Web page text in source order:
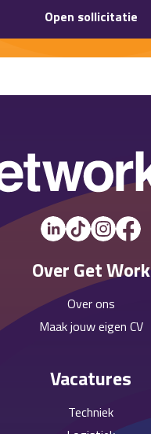
Open sollicitatie
Over Get Work
Over ons
Maak jouw eigen CV
Vacatures
Techniek